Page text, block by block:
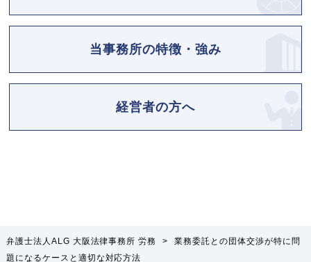
当事務所の特徴・強み
経営者の方へ
弁護士法人ALG 大阪法律事務所 労務 >
業務委託との団体交渉が特に問
題になるケースと適切な対応方法